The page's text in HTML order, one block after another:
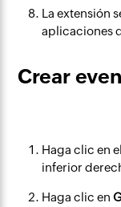
La extensión
aplicaciones
Crear
Haga clic en el
inferior
Haga clic en